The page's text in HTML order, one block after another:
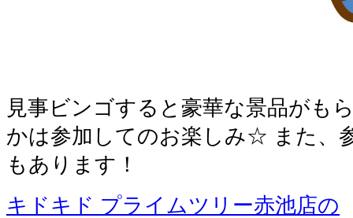
見事ビンゴすると豪華な景品がも
かは参加してのお楽しみ☆ また、
もあります！
キドキド プライムツリー赤池店の